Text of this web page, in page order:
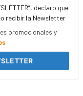
declaro que
recibir la Newsletter
promocionales y